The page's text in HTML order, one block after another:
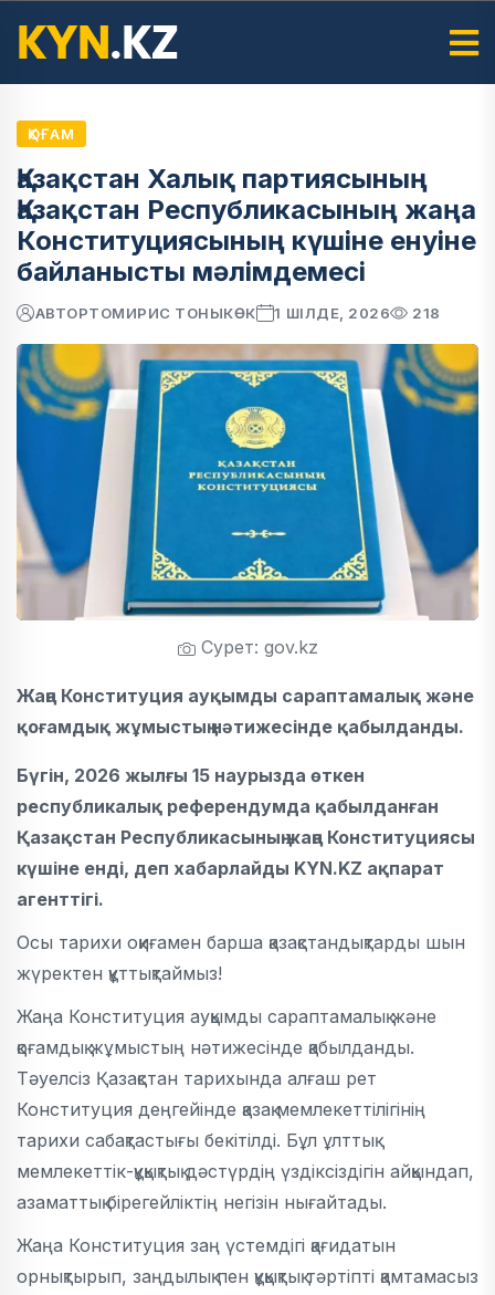
ҚОҒАМ
Қазақстан Халық партиясының
Қазақстан Республикасының жаңа
Конституциясының күшіне енуіне
байланысты мәлімдемесі
АВТОРТОМИРИС ТОНЫКӨК 1 ШІЛДЕ, 2026 218
Сурет: gov.kz
Жаңа Конституция ауқымды сараптамалық және
қоғамдық жұмыстың нәтижесінде қабылданды.
Бүгін, 2026 жылғы 15 наурызда өткен
республикалық референдумда қабылданған
Қазақстан Республикасының жаңа Конституциясы
күшіне енді, деп хабарлайды KYN.KZ ақпарат
агенттігі.
Осы тарихи оқиғамен барша қазақстандықтарды шын
жүректен құттықтаймыз!
Жаңа Конституция ауқымды сараптамалық және
қоғамдық жұмыстың нәтижесінде қабылданды.
Тәуелсіз Қазақстан тарихында алғаш рет
Конституция деңгейінде қазақ мемлекеттілігінің
тарихи сабақтастығы бекітілді. Бұл ұлттық
мемлекеттік-құқықтық дәстүрдің үздіксіздігін айқындап,
азаматтық бірегейліктің негізін нығайтады.
Жаңа Конституция заң үстемдігі қағидатын
орнықтырып, заңдылық пен құқықтық тәртіпті қамтамасыз